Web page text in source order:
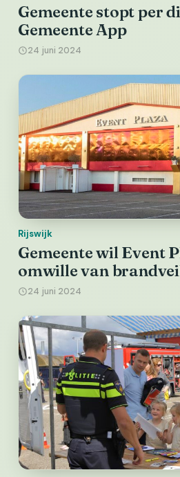
Gemeente stopt per
Gemeente App
24 juni 2024
Rijswijk
Gemeente wil Event
omwille van
24 juni 2024